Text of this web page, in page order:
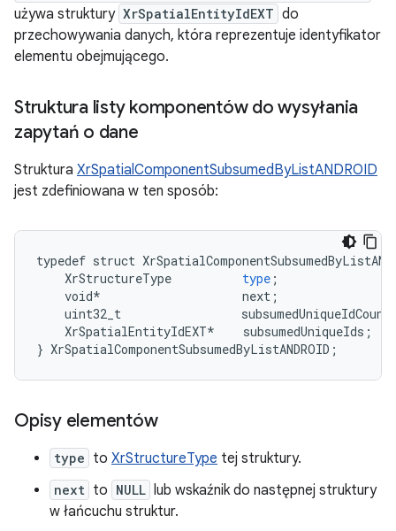
używa struktury XrSpatialEntityIdEXT do
przechowywania danych, która reprezentuje identyfikator
elementu obejmującego.
Struktura listy komponentów do wysyłania
zapytań o dane
Struktura XrSpatialComponentSubsumedByListANDROID
jest zdefiniowana w ten sposób:
typedef struct
XrStructureType
type ;
void* next ;
uint32_t
subsumedUniqueIdCount
XrSpatialEntityIdEXT* subsumedUniqueIds ;
} XrSpatialComponentSubsumedByListANDROID ;
Opisy elementów
type to XrStructureType tej struktury.
next to NULL lub wskaźnik do następnej struktury
w łańcuchu struktur.